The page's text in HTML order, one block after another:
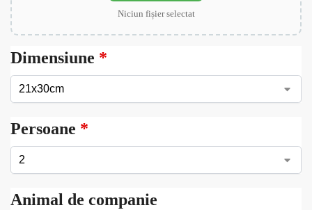
Niciun fișier selectat
Dimensiune *
Persoane *
Animal de companie